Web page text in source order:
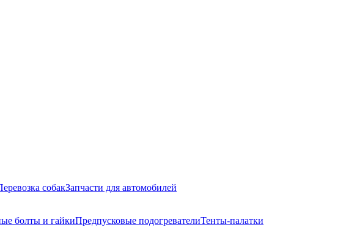
собакЗапчасти для автомобилей
болты и гайкиПредпусковые подогревателиТенты-палатки